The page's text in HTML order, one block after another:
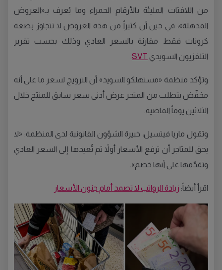
من اللافتات المليئة بالأرقام الحمراء وما يُعرف بـ«العروض
المذهلة»، في حين أن كثيراً من هذه العروض لا تتجاوز بضعة
كرونات فقط مقارنة بالسعر العادي وذلك بحسب تقرير
التلفزيون السويدي SVT
وتؤكد منظمة «مستهلكو السويد» أن الترويج لسعر ما على أنه
مخفّض يتطلب من المتجر عرض أدنى سعر سابق للمنتج خلال
الثلاثين يوماً الماضية.
وتقول ماريا فيتسيل، خبيرة الشؤون القانونية لدى المنظمة: «لا
يحق للمتاجر أن ترفع الأسعار أولاً ثم تُعيدها إلى السعر العادي
وتقدّمها على أنها خصم».
اقرأ أيضاً: زيادة الرواتب لا تصمد أمام جنون الأسعار